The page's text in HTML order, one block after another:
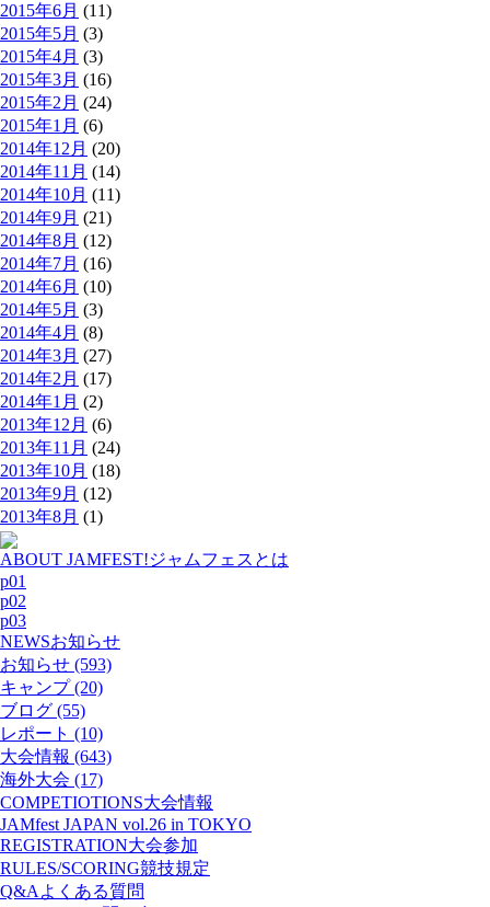
2015年6月 (11)
2015年5月 (3)
2015年4月 (3)
2015年3月 (16)
2015年2月 (24)
2015年1月 (6)
2014年12月 (20)
2014年11月 (14)
2014年10月 (11)
2014年9月 (21)
2014年8月 (12)
2014年7月 (16)
2014年6月 (10)
2014年5月 (3)
2014年4月 (8)
2014年3月 (27)
2014年2月 (17)
2014年1月 (2)
2013年12月 (6)
2013年11月 (24)
2013年10月 (18)
2013年9月 (12)
2013年8月 (1)
ABOUT JAMFEST!ジャムフェスとは
p01
p02
p03
NEWSお知らせ
お知らせ (593)
キャンプ (20)
ブログ (55)
レポート (10)
大会情報 (643)
海外大会 (17)
COMPETIOTIONS大会情報
JAMfest JAPAN vol.26 in TOKYO
REGISTRATION大会参加
RULES/SCORING競技規定
Q&A よくある質問